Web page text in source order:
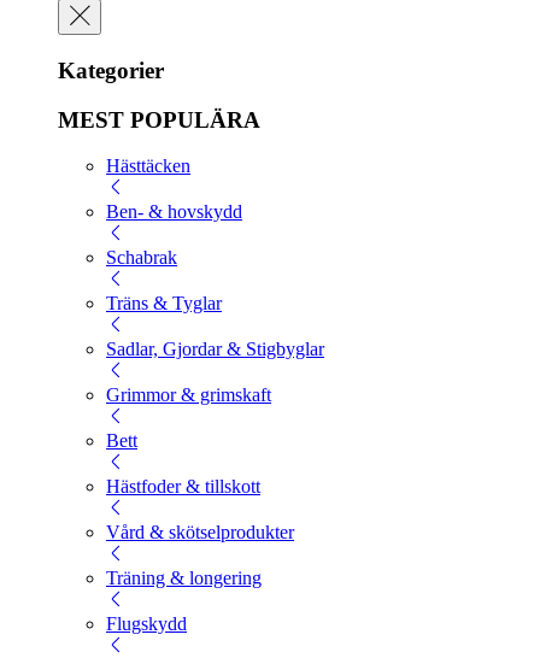
Kategorier
MEST POPULÄRA
Hästtäcken
Ben- & hovskydd
Schabrak
Träns & Tyglar
Sadlar, Gjordar & Stigbyglar
Grimmor & grimskaft
Bett
Hästfoder & tillskott
Vård & skötselprodukter
Träning & longering
Flugskydd